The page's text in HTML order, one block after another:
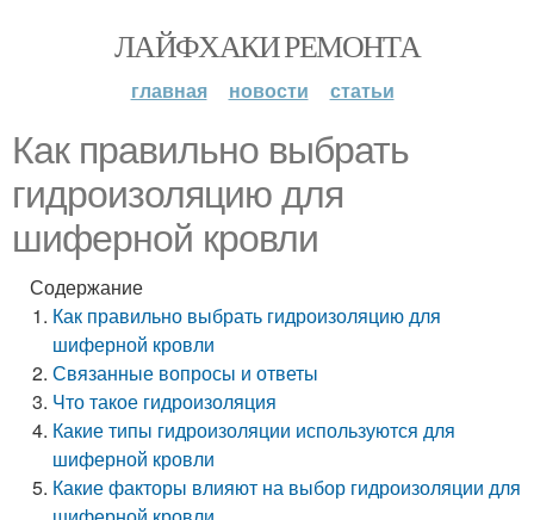
ЛАЙФХАКИ РЕМОНТА
главная новости статьи
Как правильно выбрать
гидроизоляцию для
шиферной кровли
Содержание
Как правильно выбрать гидроизоляцию для
шиферной кровли
Связанные вопросы и ответы
Что такое гидроизоляция
Какие типы гидроизоляции используются для
шиферной кровли
Какие факторы влияют на выбор гидроизоляции для